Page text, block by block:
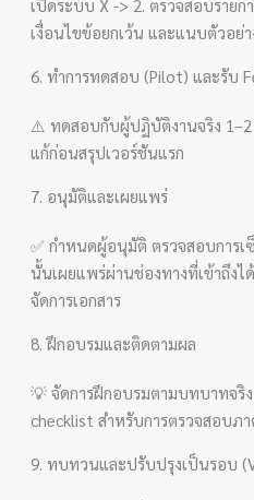
เปิดระบบ X -> 2. ตรวจสอบราย
เงื่อนไขข้อยกเว้น และแนบตัวอย่
6. ทำการทดสอบ (Pilot) และรับ
⚠️ ทดสอบกับผู้ปฏิบัติงานจริง
แก้ก่อนสรุปเวอร์ชันแรก
7. อนุมัติและเผยแพร่
✅ กำหนดผู้อนุมัติ ตรวจสอบการ
นั้นเผยแพร่ผ่านช่องทางที่เข้าถึง
จัดการเอกสาร
8. ฝึกอบรมและติดตามผล
💡 จัดการฝึกอบรมตามบทบาทจริ
checklist สำหรับการตรวจสอบภ
9. ทบทวนและปรับปรุงเป็นรอบ